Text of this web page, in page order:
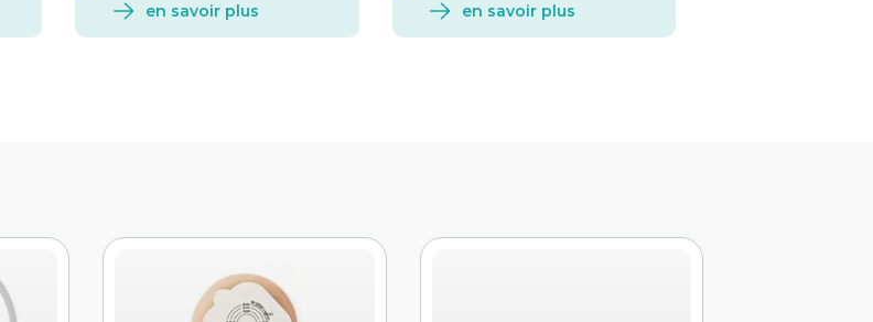
en savoir plus en savoir plus